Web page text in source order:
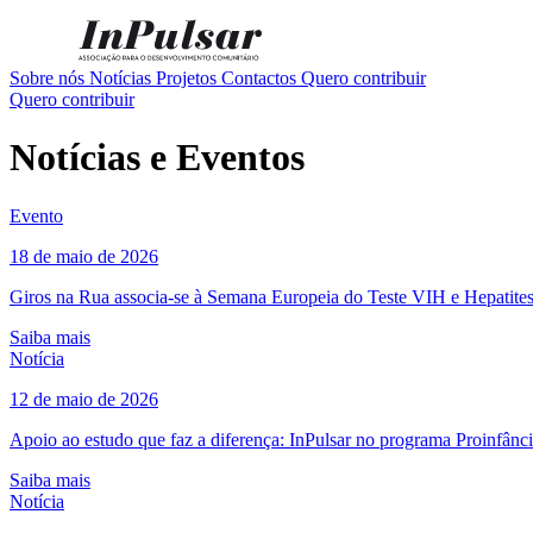
Sobre nós Notícias Projetos Contactos Quero contribuir
Quero contribuir
Notícias e Eventos
Evento
18 de maio de 2026
Giros na Rua associa-se à Semana Europeia do Teste VIH e Hepatites
Saiba mais
Notícia
12 de maio de 2026
Apoio ao estudo que faz a diferença: InPulsar no programa
Saiba mais
Notícia